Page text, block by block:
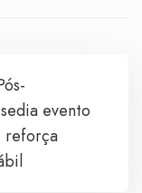
evento
reforça